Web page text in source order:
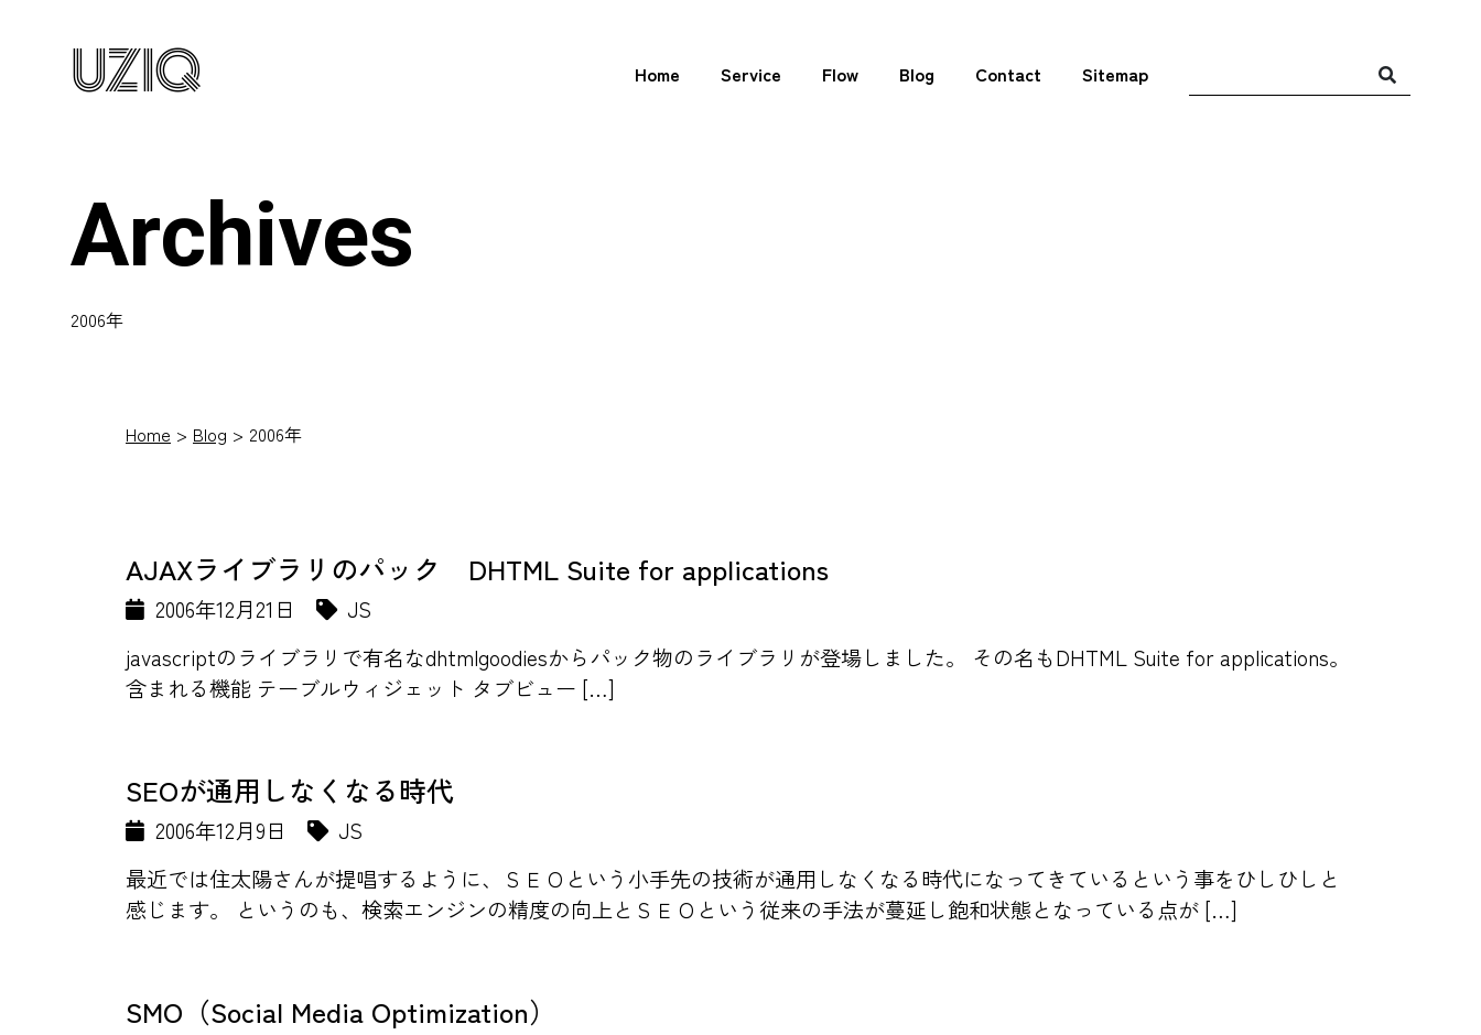
UZIQ Home Service Flow Blog Contact Sitemap
Archives
2006年
Home Blog 2006年
AJAXライブラリのパック DHTML Suite for applications
2006年12月21日
JS
javascriptのライブラリで有名なdhtmlgoodiesからパック物のライブラリが登場しました。 その名もDHTML Suite for applications。
含まれる機能 テーブルウィジェット タブビュー […]
SEOが通用しなくなる時代
2006年12月9日
JS
最近では住太陽さんが提唱するように、ＳＥＯという小手先の技術が通用しなくなる時代になってきているという事をひしひしと
感じます。 というのも、検索エンジンの精度の向上とＳＥＯという従来の手法が蔓延し飽和状態となっている点が […]
SMO（Social Media Optimization）